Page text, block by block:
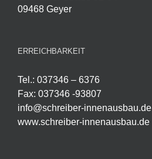
09468 Geyer
ERREICHBARKEIT
Tel.: 037346 – 6376
Fax: 037346 -93807
info@schreiber-innenausbau.de
www.schreiber-innenausbau.de